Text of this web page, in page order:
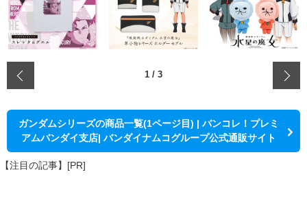
1 / 3
ガンダムシリーズの商品一覧(1ページ目) | バンコレ！プレミ
アムバンダイ支店| バンダイナムコグループ公式通販サイト
【注目の記事】[PR]